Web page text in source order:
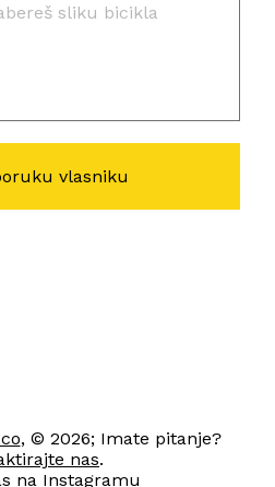
sliku bicikla
, © 2026; Imate pitanje?
nas.
na Instagramu